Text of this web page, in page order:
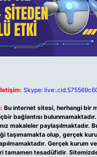
Skype:
Bu internet sitesi, herhangi bir
bağlantısı
makaleler paylaşılmaktadır.
taşımamakta olup, gerçek
Gerçek kurum
tamamen tesadüfidir.